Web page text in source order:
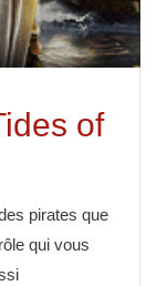
of
pirates que
qui vous